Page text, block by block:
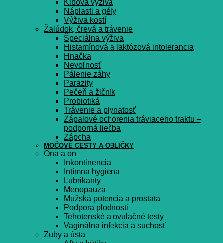
Kĺbová výživa
Náplasti a gély
Výživa kostí
Žalúdok, črevá a trávenie
Špeciálna výživa
Histamínová a laktózová intolerancia
Hnačka
Nevoľnosť
Pálenie záhy
Parazity
Pečeň a žlčník
Probiotiká
Trávenie a plynatosť
Zápalové ochorenia tráviaceho traktu –
podporná liečba
Zápcha
MOČOVÉ CESTY A OBLIČKY
Ona a on
Inkontinencia
Intímna hygiena
Lubrikanty
Menopauza
Mužská potencia a prostata
Podpora plodnosti
Tehotenské a ovulačné testy
Vaginálna infekcia a suchosť
Zuby a ústa